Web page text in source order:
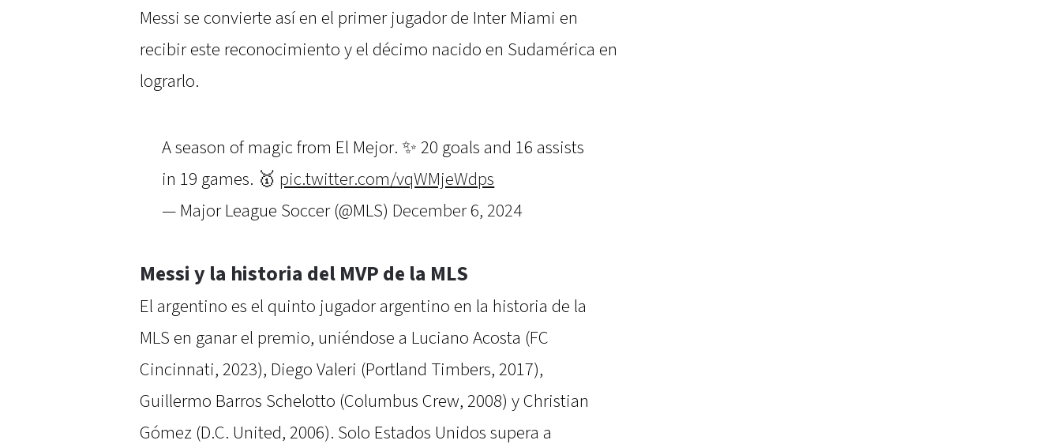
Messi se convierte así en el primer jugador de Inter Miami en
recibir este reconocimiento y el décimo nacido en Sudamérica en
lograrlo.
A season of magic from El Mejor. ✨ 20 goals and 16 assists
in 19 games. 🥇 pic.twitter.com/vqWMjeWdps
— Major League Soccer (@MLS) December 6, 2024
Messi y la historia del MVP de la MLS
El argentino es el quinto jugador argentino en la historia de la
MLS en ganar el premio, uniéndose a Luciano Acosta (FC
Cincinnati, 2023), Diego Valeri (Portland Timbers, 2017),
Guillermo Barros Schelotto (Columbus Crew, 2008) y Christian
Gómez (D.C. United, 2006). Solo Estados Unidos supera a